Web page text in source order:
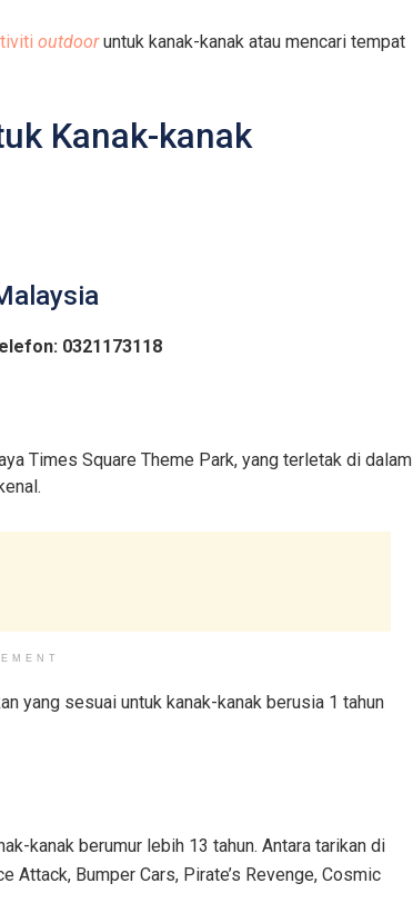
outdooruntuk kanak-kanak atau mencari tempat
Kanak-kanak
0321173118
Times Square Theme Park, yang terletak di dalam
yang sesuai untuk kanak-kanak berusia 1 tahun
kanak berumur lebih 13 tahun. Antara tarikan di
Bumper Cars, Pirate’s Revenge, Cosmic